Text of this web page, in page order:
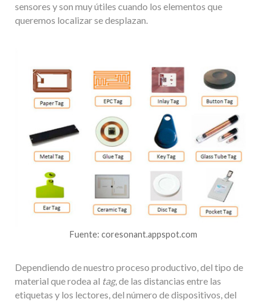
sensores y son muy útiles cuando los elementos que
queremos localizar se desplazan.
Fuente: coresonant.appspot.com
Dependiendo de nuestro proceso productivo, del tipo de
material que rodea al tag, de las distancias entre las
etiquetas y los lectores, del número de dispositivos, del